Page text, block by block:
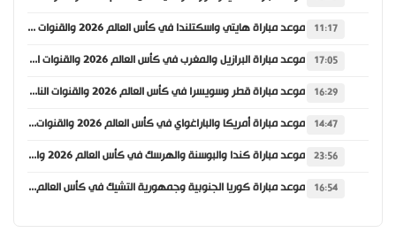
11:17 موعد مباراة هايتي واسكتلندا في كأس العالم 2026 والقنوات الناقلة
17:05 موعد مباراة البرازيل والمغرب في كأس العالم 2026 والقنوات الناقلة
16:29 موعد مباراة قطر وسويسرا في كأس العالم 2026 والقنوات الناقلة
14:47 موعد مباراة أمريكا والباراغواي في كأس العالم 2026 والقنوات الناقلة
23:56 موعد مباراة كندا والبوسنة والهرسك في كأس العالم 2026 والقنوات الناقلة
16:54 موعد مباراة كوريا الجنوبية وجمهورية التشيك في كأس العالم 2026 والقنوات الناقلة